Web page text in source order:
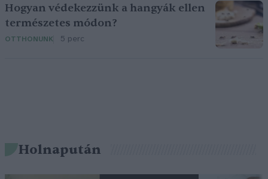
Hogyan védekezzünk a hangyák ellen
természetes módon?
OTTHONUNK 5 perc
Holnapután